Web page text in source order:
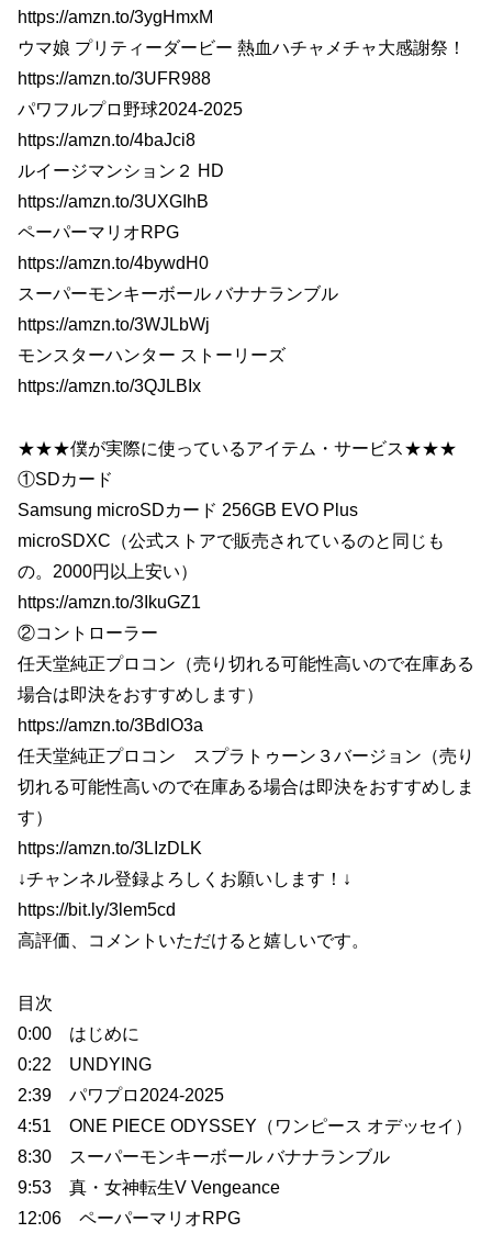
https://amzn.to/3ygHmxM
ウマ娘 プリティーダービー 熱血ハチャメチャ大感謝祭！
https://amzn.to/3UFR988
パワフルプロ野球2024-2025
https://amzn.to/4baJci8
ルイージマンション２ HD
https://amzn.to/3UXGIhB
ペーパーマリオRPG
https://amzn.to/4bywdH0
スーパーモンキーボール バナナランブル
https://amzn.to/3WJLbWj
モンスターハンター ストーリーズ
https://amzn.to/3QJLBIx
★★★僕が実際に使っているアイテム・サービス★★★
①SDカード
Samsung microSDカード 256GB EVO Plus
microSDXC（公式ストアで販売されているのと同じも
の。2000円以上安い）
https://amzn.to/3IkuGZ1
②コントローラー
任天堂純正プロコン（売り切れる可能性高いので在庫ある
場合は即決をおすすめします）
https://amzn.to/3BdlO3a
任天堂純正プロコン スプラトゥーン３バージョン（売り
切れる可能性高いので在庫ある場合は即決をおすすめしま
す）
https://amzn.to/3LIzDLK
↓チャンネル登録よろしくお願いします！↓
https://bit.ly/3lem5cd
高評価、コメントいただけると嬉しいです。
目次
0:00 はじめに
0:22 UNDYING
2:39 パワプロ2024-2025
4:51 ONE PIECE ODYSSEY（ワンピース オデッセイ）
8:30 スーパーモンキーボール バナナランブル
9:53 真・女神転生V Vengeance
12:06 ペーパーマリオRPG